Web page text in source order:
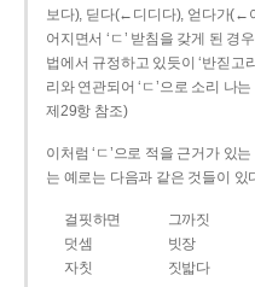
보다), 딛다(←디디다), 얻다가(←
어지면서 ‘ㄷ’ 받침을 갖게 된 경
법에서 규정하고 있듯이 ‘반짇고
리와 연관되어 ‘ㄷ’으로 소리 나
제29항 참조)
이처럼 ‘ㄷ’으로 적을 근거가 있
는 예로는 다음과 같은 것들이 있
걸핏하면 그까짓
덧셈
빗장
자칫
짓밟다